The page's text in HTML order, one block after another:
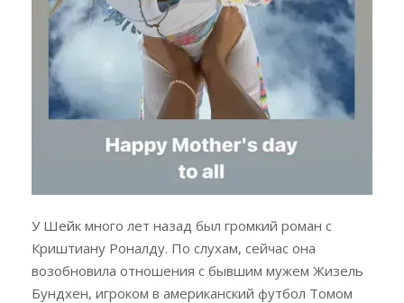
У Шейк много лет назад был громкий роман с
Криштиану Роналду. По слухам, сейчас она
возобновила отношения с бывшим мужем Жизель
Бундхен, игроком в американский футбол Томом